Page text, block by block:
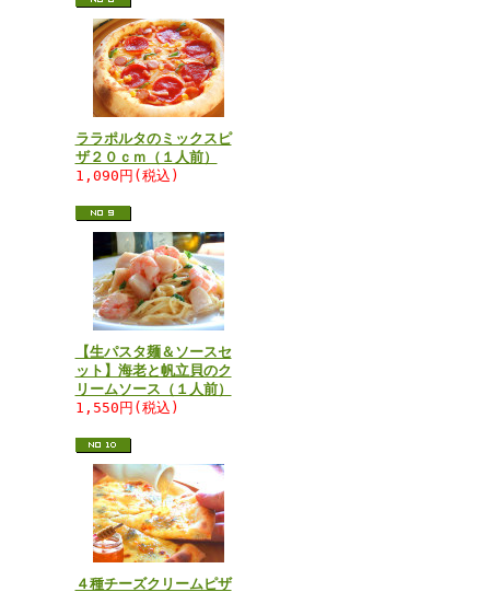
ララポルタのミックスピ
ザ２０ｃｍ（１人前）
1,090円(税込)
【生パスタ麺＆ソースセ
ット】海老と帆立貝のク
リームソース（１人前）
1,550円(税込)
４種チーズクリームピザ